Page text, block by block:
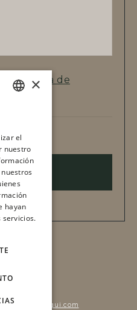
laPolítica de
h
×
el
nuestro
hayan
servicios.